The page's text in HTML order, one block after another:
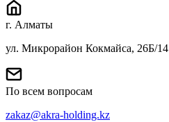
г. Алматы
ул. Микрорайон Кокмайса, 26Б/14
По всем вопросам
zakaz@akra-holding.kz